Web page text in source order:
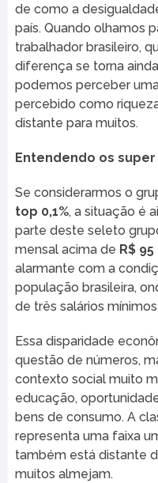
de como a
país. Quando olhamos
trabalhador brasileiro,
diferença se torna
podemos perceber
percebido como
distante para muitos.
Entendendo os
Se considerarmos o
top 0,1%, a situação é
parte deste seleto
mensal acima de R$
alarmante com a
população brasileira,
de três salários
Essa disparidade
questão de números,
contexto social muito
educação,
bens de consumo. A
representa uma faixa
também está distante
muitos almejam.